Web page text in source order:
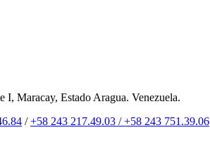
Maracay, Estado Aragua. Venezuela.
/+58 243 217.49.03 /+58 243 751.39.06